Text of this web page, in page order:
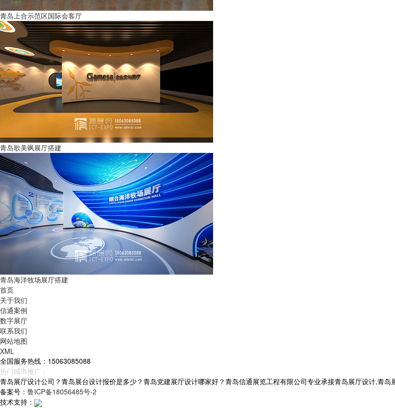
青岛上合示范区国际会客厅
青岛歌美飒展厅搭建
青岛海洋牧场展厅搭建
首页
关于我们
信通案例
数字展厅
联系我们
网站地图
XML
全国服务热线：15063085088
热门城市推广：
青岛展厅设计公司？青岛展台设计报价是多少？青岛党建展厅设计哪家好？青岛信通展览工程有限公司专业承接青岛展厅设计,青
备案号： 鲁ICP备18056485号-2
技术支持：